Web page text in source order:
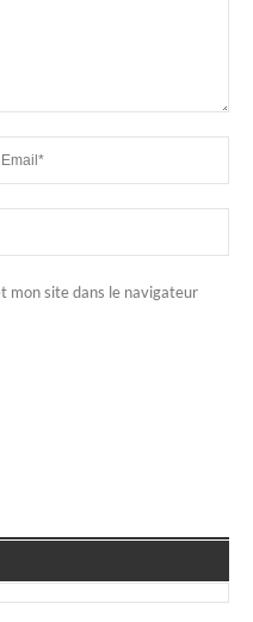
mon site dans le navigateur